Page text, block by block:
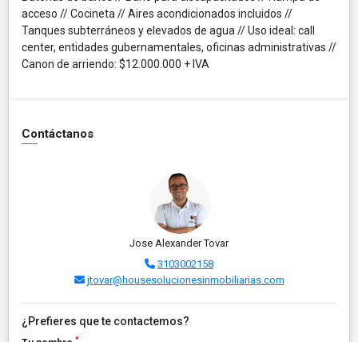
acceso // Cocineta // Aires acondicionados incluidos //
Tanques subterráneos y elevados de agua // Uso ideal: call
center, entidades gubernamentales, oficinas administrativas //
Canon de arriendo: $12.000.000 + IVA
Contáctanos
Jose Alexander Tovar
3103002158
jtovar@housesolucionesinmobiliarias.com
¿Prefieres que te contactemos?
*